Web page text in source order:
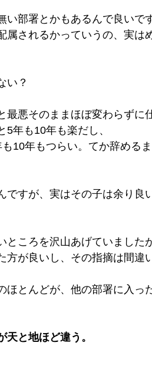
い部署とかもあるんで良いで
属されるかっていうの、実は
い？
最悪そのままほぼ変わらずに
年も10年も楽だし、
10年もつらい。てか辞めるま
ですが、実はその子は余り良
ころを沢山あげていましたが
方が良いし、その指摘は間違
ほとんどが、他の部署に入っ
天と地ほど違う。